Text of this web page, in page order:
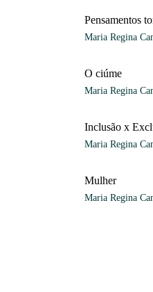
Pensamentos
Maria Regina
O ciúme
Maria Regina
Inclusão x
Maria Regina
Mulher
Maria Regina